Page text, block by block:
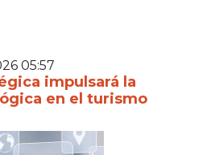
05:57
impulsará la
en el turismo